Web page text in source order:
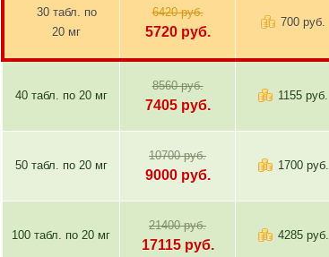
30 табл. по
20 мг
6420 руб.
5720руб.
700 руб.
40 табл. по 20 мг
8560 руб.
7405руб.
1155 руб.
50 табл. по 20 мг
10700 руб.
9000руб.
1700 руб.
100 табл. по 20 мг
21400 руб.
17115руб.
4285 руб.